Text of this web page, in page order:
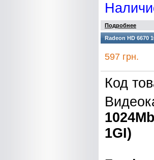
Подробнее
Radeon HD 6670
597 грн.
Код
1GI)